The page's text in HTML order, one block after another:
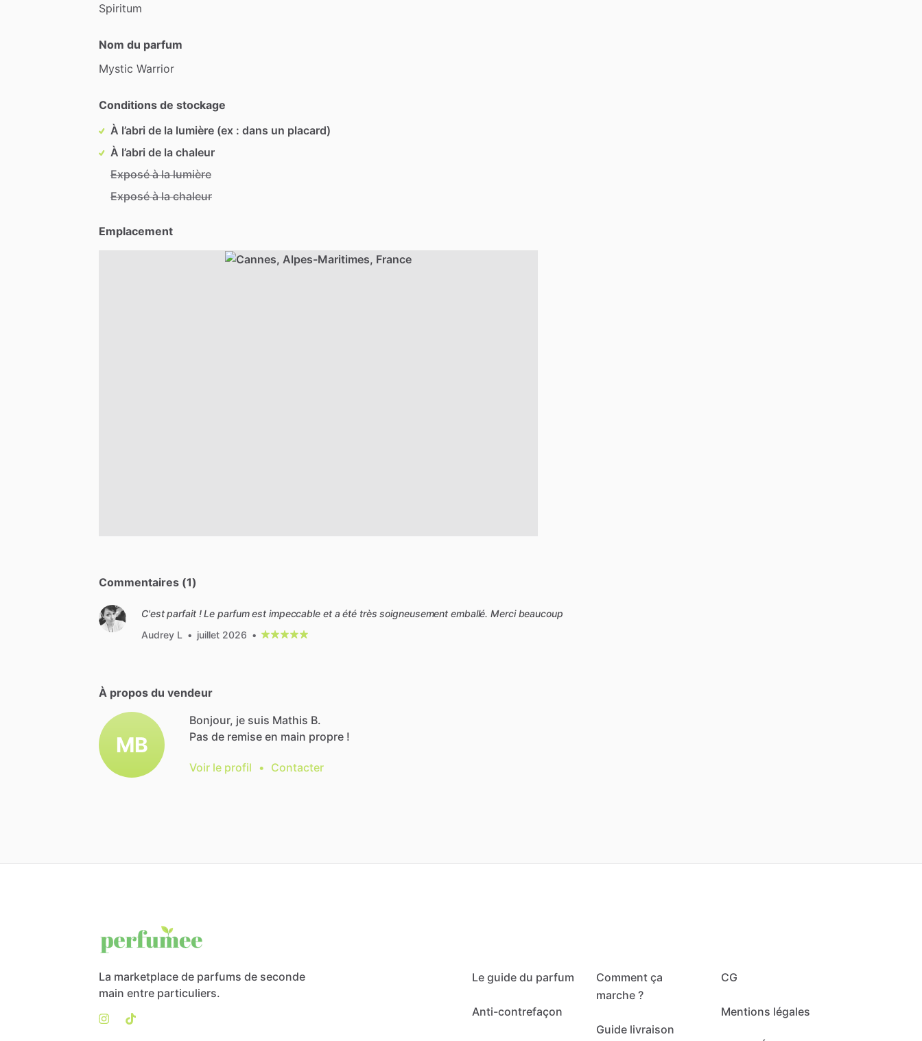
Spiritum
Nom du parfum
Mystic Warrior
Conditions de stockage
À l’abri de la lumière (ex : dans un placard)
À l’abri de la chaleur
Exposé à la lumière
Exposé à la chaleur
Emplacement
Commentaires (1)
C'est parfait ! Le parfum est impeccable et a été très soigneusement emballé. Merci beaucoup
Audrey L • juillet 2026 •
À propos du vendeur
MB
Bonjour, je suis Mathis B.
Pas de remise en main propre !
Voir le profil • Contacter
La marketplace de parfums de seconde
main entre particuliers.
Le guide du parfum
Anti-contrefaçon
Comment ça
marche ?
Guide livraison
CG
Mentions légales